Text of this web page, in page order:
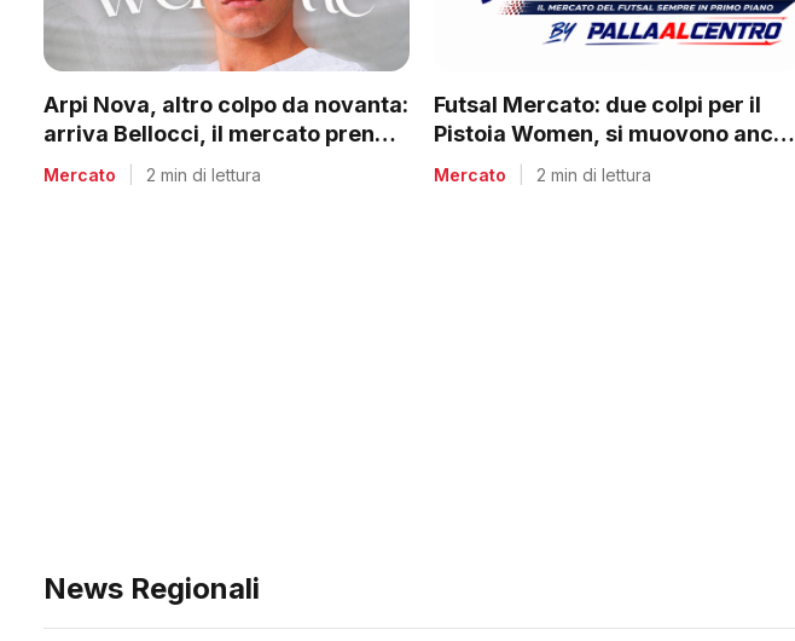
Arpi Nova, altro colpo da novanta:
arriva Bellocci, il mercato prende
quota
Mercato 2 min di lettura
Futsal Mercato: due colpi per il
Pistoia Women, si muovono anche
tanti club del regionale
Mercato 2 min di lettura
News Regionali